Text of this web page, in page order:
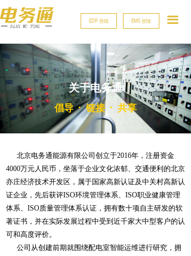
끀
EDP 登陆 EMS 登陆
关于电务通
倡导 · 链接 · 共享
北京电务通能源有限公司创立于2016年，注册资金
4000万元人民币，坐落于企业文化浓郁、交通便利的北京
亦庄经济技术开发区，属于国家高新认证及中关村高新认
证企业，先后获评ISO环境管理体系、ISO职业健康管理
体系、ISO质量管理体系认证，拥有数十项自主研发的软
著证书，并在实际发展过程中受到近千家大中型客户的认
可和高度评价。
公司从创建前期就围绕配电室智能运维进行研究，拥